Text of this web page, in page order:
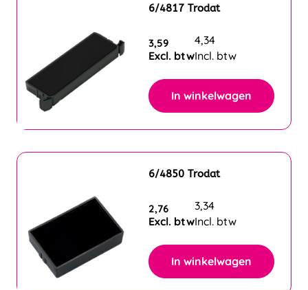
6/4817 Trodat
3,59
Excl. btw
4,34
Incl. btw
In winkelwagen
6/4850 Trodat
2,76
Excl. btw
3,34
Incl. btw
In winkelwagen